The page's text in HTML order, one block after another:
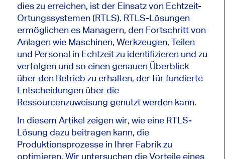
dies zu erreichen, ist der Einsatz von Echtzeit-
Ortungssystemen (RTLS). RTLS-Lösungen
ermöglichen es Managern, den Fortschritt von
Anlagen wie Maschinen, Werkzeugen, Teilen
und Personal in Echtzeit zu identifizieren und zu
verfolgen und so einen genauen Überblick
über den Betrieb zu erhalten, der für fundierte
Entscheidungen über die
Ressourcenzuweisung genutzt werden kann.
In diesem Artikel zeigen wir, wie eine RTLS-
Lösung dazu beitragen kann, die
Produktionsprozesse in Ihrer Fabrik zu
optimieren. Wir untersuchen die Vorteile eines